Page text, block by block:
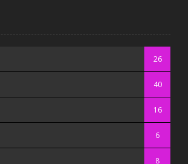
26
40
16
6
8